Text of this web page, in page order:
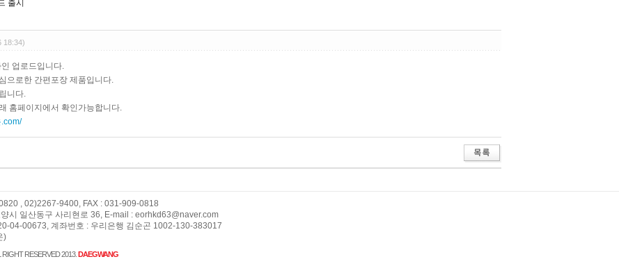
출시
18:34)
업로드입니다.
으로한 간편포장 제품입니다.
니다.
홈페이지에서 확인가능합니다.
, 02)2267-9400, FAX : 031-909-0818
시 일산동구 사리현로 36, E-mail : eorhkd63@naver.com
04-00673, 계좌번호 : 우리은행 김순곤 1002-130-383017
)
RESERVED 2013. DAEGWANG